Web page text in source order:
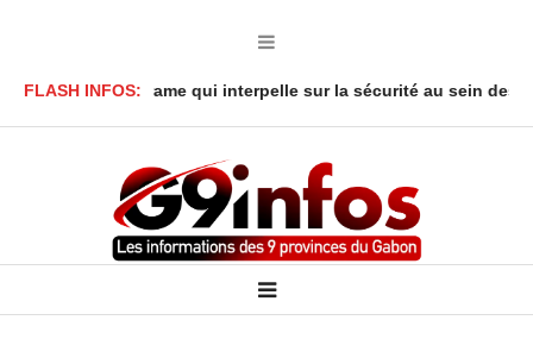
FLASH INFOS:
: Le drame qui interpelle sur la sécurité au sein des foyers